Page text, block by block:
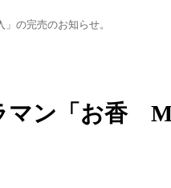
の完売のお知らせ。
マン「お香